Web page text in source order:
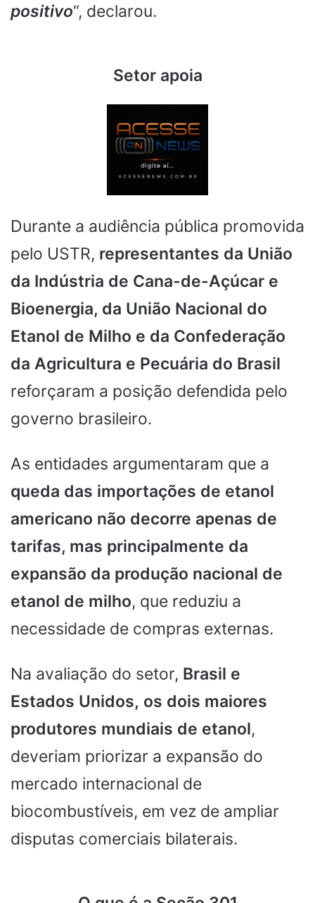
positivo“, declarou.
Setor apoia
Durante a audiência pública promovida
pelo USTR, representantes da União
da Indústria de Cana-de-Açúcar e
Bioenergia, da União Nacional do
Etanol de Milho e da Confederação
da Agricultura e Pecuária do Brasil
reforçaram a posição defendida pelo
governo brasileiro.
As entidades argumentaram que a
queda das importações de etanol
americano não decorre apenas de
tarifas, mas principalmente da
expansão da produção nacional de
etanol de milho, que reduziu a
necessidade de compras externas.
Na avaliação do setor, Brasil e
Estados Unidos, os dois maiores
produtores mundiais de etanol,
deveriam priorizar a expansão do
mercado internacional de
biocombustíveis, em vez de ampliar
disputas comerciais bilaterais.